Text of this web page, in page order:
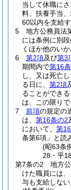
当して休職に
料、扶養手当
60以内を支給
5
地方公務員法
には条例に別
くほか他のい
6
第2項及び第3
期間内で第16
し、又は死亡し
る日に、 第2項
ることができる
は、この限りで
7
前項の規定の
は、 第16条の2
において、 第
条第6項」と読
(昭63条
28・平
第7条の2
地方
けた職員には
与も支給しない